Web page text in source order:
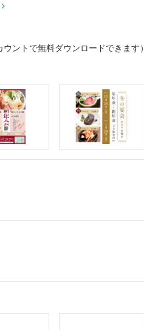
ウントで無料ダウンロードできます）